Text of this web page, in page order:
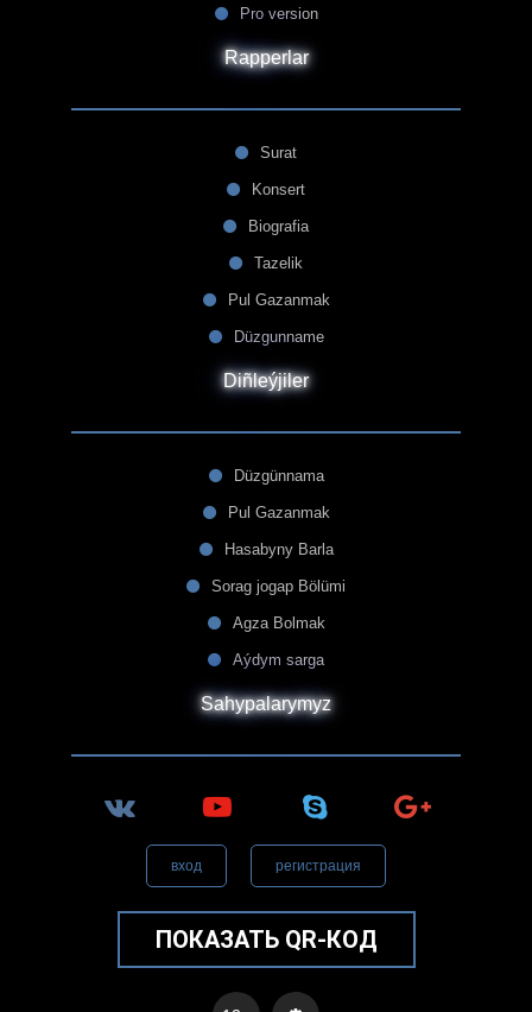
Pro version
Rapperlar
Surat
Konsert
Biografia
Tazelik
Pul Gazanmak
Düzgunname
Diñleýjiler
Düzgünnama
Pul Gazanmak
Hasabyny Barla
Sorag jogap Bölümi
Agza Bolmak
Aýdym sarga
Sahypalarymyz
вход регистрация
ПОКАЗАТЬ QR-КОД